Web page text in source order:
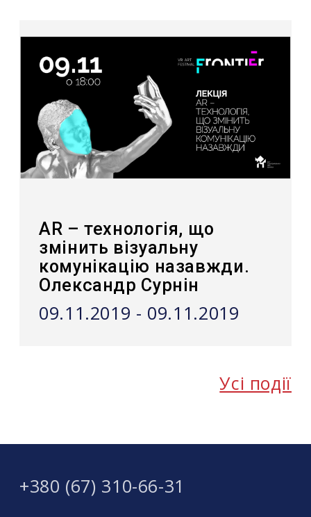
AR – технологія, що
змінить візуальну
комунікацію назавжди.
Олександр Сурнін
09.11.2019 - 09.11.2019
Усі події
+380 (67) 310-66-31